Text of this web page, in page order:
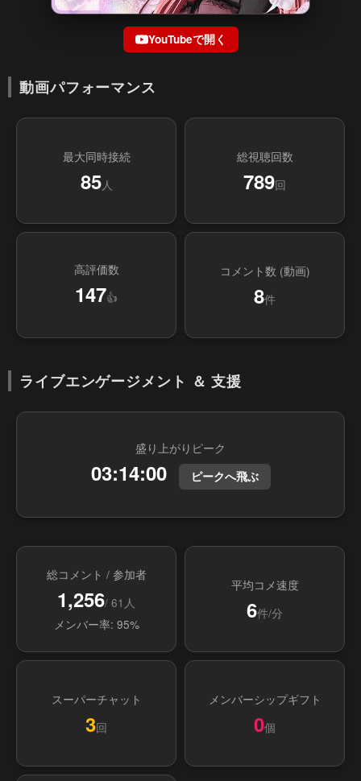
YouTubeで開く
動画パフォーマンス
最大同時接続
85人
総視聴回数
789回
高評価数
147👍
コメント数 (動画)
8件
ライブエンゲージメント ＆ 支援
盛り上がりピーク
03:14:00 ピークへ飛ぶ
総コメント / 参加者
1,256/ 61人
メンバー率: 95%
平均コメ速度
6件/分
スーパーチャット
3回
メンバーシップギフト
0個